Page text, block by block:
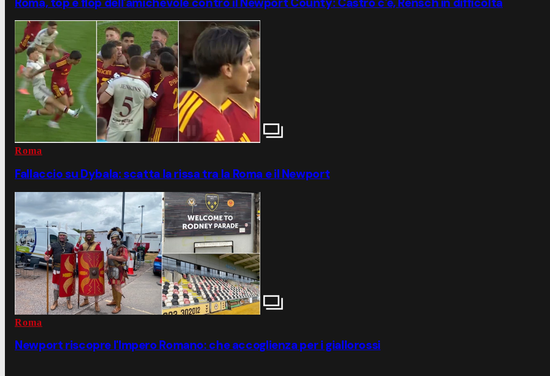
Roma
Fallaccio su Dybala: scatta la rissa tra la Roma e il Newport
Roma
Newport riscopre l'Impero Romano: che accoglienza per i giallorossi